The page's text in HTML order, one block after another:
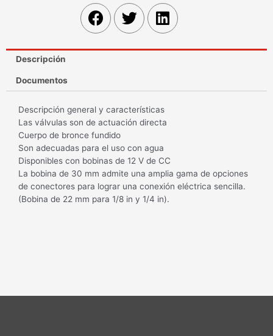
Descripción
Documentos
Descripción general y características
Las válvulas son de actuación directa
Cuerpo de bronce fundido
Son adecuadas para el uso con agua
Disponibles con bobinas de 12 V de CC
La bobina de 30 mm admite una amplia gama de opciones
de conectores para lograr una conexión eléctrica sencilla.
(Bobina de 22 mm para 1/8 in y 1/4 in).